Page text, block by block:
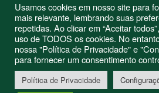
Usamos cookies em nosso site para
mais relevante, lembrando suas
repetidas. Ao clicar em “Aceitar
uso de TODOS os cookies. No
nossa "Política de Privacidade" e
para fornecer um consentimento
Política de Privacidade